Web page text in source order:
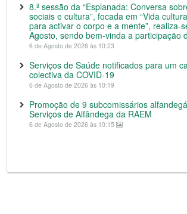
8.ª sessão da “Esplanada: Conversa
sociais e cultura”, focada em “Vida
para activar o corpo e a mente”, realiza-
Agosto, sendo bem-vinda a participação
6 de Agosto de 2026 às 10:23
Serviços de Saúde notificados para um
colectiva da COVID-19
6 de Agosto de 2026 às 10:19
Promoção de 9 subcomissários
Serviços de Alfândega da RAEM
6 de Agosto de 2026 às 10:15